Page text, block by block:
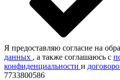
Я предоставляю согласие на
данных , а также соглашаюсь с
конфиденциальности и
7733800586